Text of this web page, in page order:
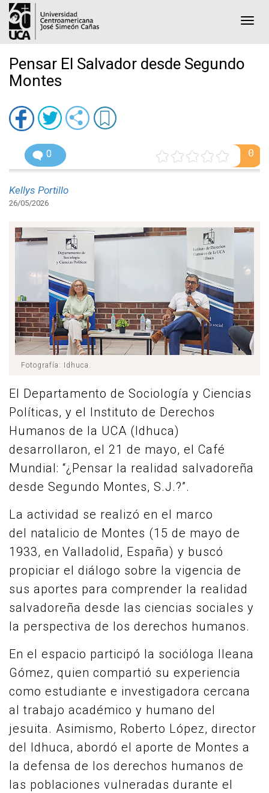
Pensar El Salvador desde Segundo
Montes
0 0
Kellys Portillo
26/05/2026
Fotografía: Idhuca.
El Departamento de Sociología y Ciencias
Políticas, y el Instituto de Derechos
Humanos de la UCA (Idhuca)
desarrollaron, el 21 de mayo, el Café
Mundial: “¿Pensar la realidad salvadoreña
desde Segundo Montes, S.J.?”.
La actividad se realizó en el marco
del natalicio de Montes (15 de mayo de
1933, en Valladolid, España) y buscó
propiciar el diálogo sobre la vigencia de
sus aportes para comprender la realidad
salvadoreña desde las ciencias sociales y
la perspectiva de los derechos humanos.
En el espacio participó la socióloga Ileana
Gómez, quien compartió su experiencia
como estudiante e investigadora cercana
al trabajo académico y humano del
jesuita. Asimismo, Roberto López, director
del Idhuca, abordó el aporte de Montes a
la defensa de los derechos humanos de
las poblaciones vulneradas durante el